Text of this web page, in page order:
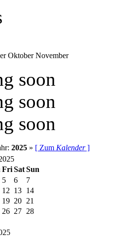
Oktober November
soon
soon
soon
2025 » [ Zum Kalender]
FriSatSun
5 6
7
12 13 14
19 20 21
26 27 28